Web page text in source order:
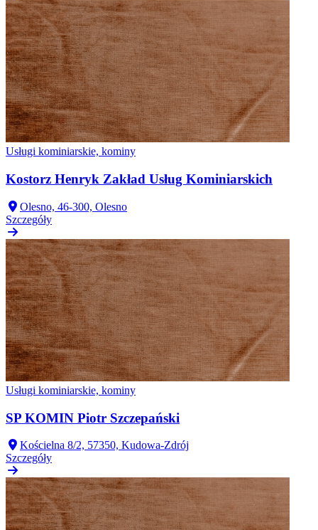
Usługi kominiarskie, kominy
Kostorz Henryk Zakład Usług Kominiarskich
Olesno, 46-300, Olesno
Szczegóły
Usługi kominiarskie, kominy
SP KOMIN Piotr Szczepański
Kościelna 8/2, 57350, Kudowa-Zdrój
Szczegóły